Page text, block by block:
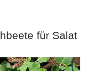
für Salat